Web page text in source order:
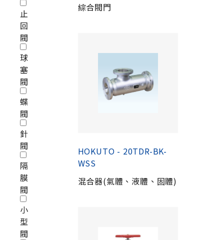
止
回
閥
球
塞
閥
蝶
閥
針
閥
隔
膜
閥
小
型
閥
綜合閥門
HOKUTO - 20TDR-BK-
WSS
混合器(氣體、液體、固體)